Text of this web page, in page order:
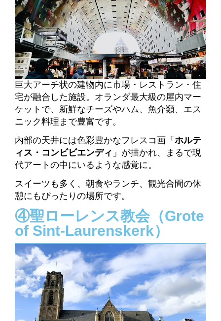
巨大アーチ状の建物内に市場・レストラン・住
宅が融合した施設。オランダ最大級の屋内マー
ケットで、新鮮なチーズやハム、魚介類、エス
ニック料理まで豊富です。
内部の天井には色彩豊かなフレスコ画「 ホルテ
ィス・コンビビエンディ 」が描かれ、まるで現
代アートの中にいるような感覚に。
スイーツも多く、朝食やランチ、観光合間の休
憩にもぴったりの場所です。
④聖ローレンス教会（Grote
of Sint-Laurenskerk）